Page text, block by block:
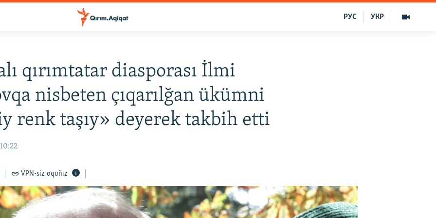
УКР
РУС
qırımtatar diasporası İlmi
nisbeten çıqarılğan ükümni
renk taşıy» deyerek takbih etti
VPN-siz oquñız